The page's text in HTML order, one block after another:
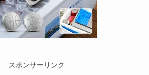
スポンサーリンク